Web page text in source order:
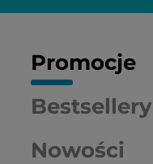
Promocje
Nowości
Bestsellery